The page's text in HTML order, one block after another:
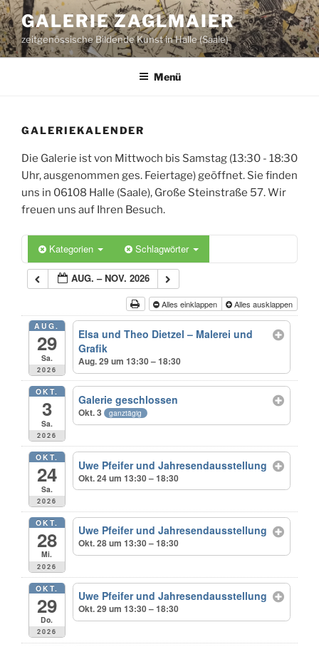
Zum
Inhalt
springen
GALERIE ZAGLMAIER
zeitgenössische Bildende Kunst in Halle (Saale)
Menü
GALERIEKALENDER
Die Galerie ist von Mittwoch bis Samstag (13:30 - 18:30
Uhr, ausgenommen ges. Feiertage) geöffnet. Sie finden
uns in 06108 Halle (Saale), Große Steinstraße 57. Wir
freuen uns auf Ihren Besuch.
Kategorien Schlagwörter
AUG. – NOV. 2026
Alles einklappen Alles ausklappen
AUG.
29
Sa.
2026
Elsa und Theo Dietzel – Malerei und
Grafik
Aug. 29 um 13:30 – 18:30
OKT.
3
Sa.
2026
Galerie geschlossen
Okt. 3 ganztägig
OKT.
24
Sa.
2026
Uwe Pfeifer und Jahresendausstellung
Okt. 24 um 13:30 – 18:30
OKT.
28
Mi.
2026
Uwe Pfeifer und Jahresendausstellung
Okt. 28 um 13:30 – 18:30
OKT.
29
Do.
2026
Uwe Pfeifer und Jahresendausstellung
Okt. 29 um 13:30 – 18:30